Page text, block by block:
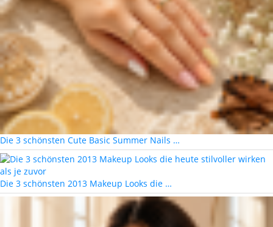
Die 3 schönsten Cute Basic Summer Nails …
Die 3 schönsten 2013 Makeup Looks die …